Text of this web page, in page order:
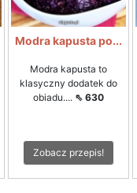
Modra kapusta po...
Modra kapusta to
klasyczny dodatek do
obiadu.... ⇖ 630
Zobacz przepis!